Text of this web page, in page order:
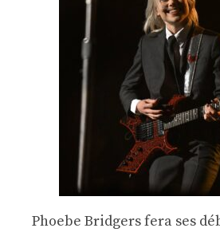
Phoebe Bridgers fera ses